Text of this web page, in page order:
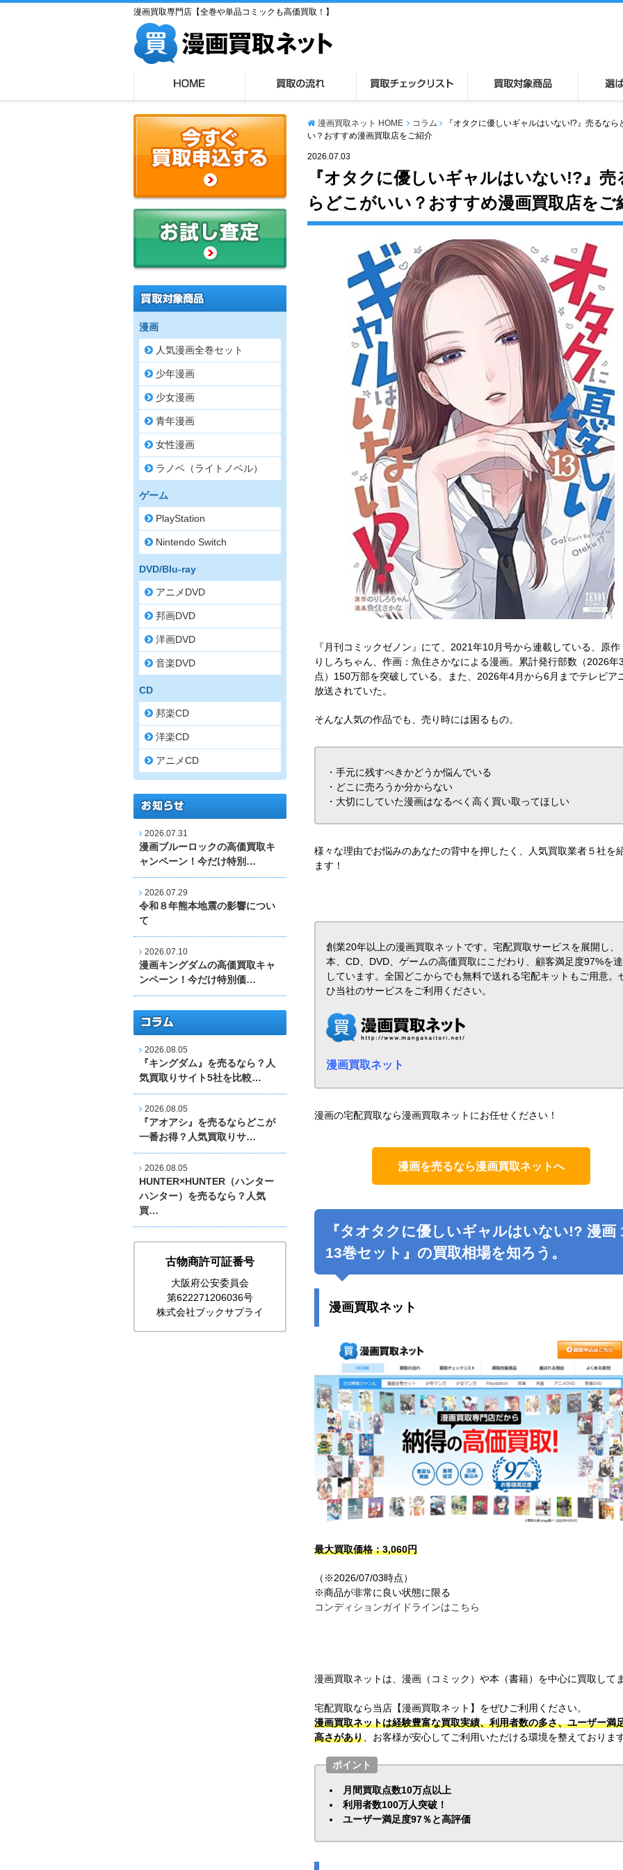
漫画買取専門店【全巻や単品コミックも高価買取！】
漫画買取ネット HOME コラム
『オタクに優しいギャルはいない!?』売るなら
い？おすすめ漫画買取店をご紹介
2026.07.03
『オタクに優しいギャルはいない!?』売
らどこがいい？おすすめ漫画買取店をご
『月刊コミックゼノン』にて、2021年10月号から連載している、原作
りしろちゃん、作画：魚住さかなによる漫画。累計発行部数（2026年
点）150万部を突破している。また、2026年4月から6月までテレビア
放送されていた。
そんな人気の作品でも、売り時には困るもの。
・手元に残すべきかどうか悩んでいる
・どこに売ろうか分からない
・大切にしていた漫画はなるべく高く買い取ってほしい
様々な理由でお悩みのあなたの背中を押したく、人気買取業者５社を
ます！
創業20年以上の漫画買取ネットです。宅配買取サービスを展開し、
本、CD、DVD、ゲームの高価買取にこだわり、顧客満足度97%を
しています。全国どこからでも無料で送れる宅配キットもご用意。
ひ当社のサービスをご利用ください。
漫画買取ネット
漫画の宅配買取なら漫画買取ネットにお任せください！
漫画を売るなら漫画買取ネットへ
『タオタクに優しいギャルはいない!? 漫画
13巻セット』の買取相場を知ろう。
漫画買取ネット
最大買取価格：3,060円
（※2026/07/03時点）
※商品が非常に良い状態に限る
コンディションガイドラインはこちら
漫画買取ネットは、漫画（コミック）や本（書籍）を中心に買取して
宅配買取なら当店【漫画買取ネット】をぜひご利用ください。
漫画買取ネットは経験豊富な買取実績、利用者数の多さ、ユーザー満
高さがあり 、お客様が安心してご利用いただける環境を整えております
ポイント
月間買取点数10万点以上
利用者数100万人突破！
ユーザー満足度97％と高評価
漫画
人気漫画全巻セット
少年漫画
少女漫画
青年漫画
女性漫画
ラノベ（ライトノベル）
ゲーム
PlayStation
Nintendo Switch
DVD/Blu-ray
アニメDVD
邦画DVD
洋画DVD
音楽DVD
CD
邦楽CD
洋楽CD
アニメCD
2026.07.31
漫画ブルーロックの高価買取キ
ャンペーン！今だけ特別…
2026.07.29
令和８年熊本地震の影響につい
て
2026.07.10
漫画キングダムの高価買取キャ
ンペーン！今だけ特別価…
2026.08.05
『キングダム』を売るなら？人
気買取りサイト5社を比較…
2026.08.05
『アオアシ』を売るならどこが
一番お得？人気買取りサ…
2026.08.05
HUNTER×HUNTER（ハンター
ハンター）を売るなら？人気
買…
古物商許可証番号
大阪府公安委員会
第622271206036号
株式会社ブックサプライ